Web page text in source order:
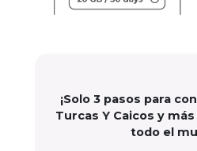
¡Solo 3 pasos para
Turcas Y Caicos y
todo el